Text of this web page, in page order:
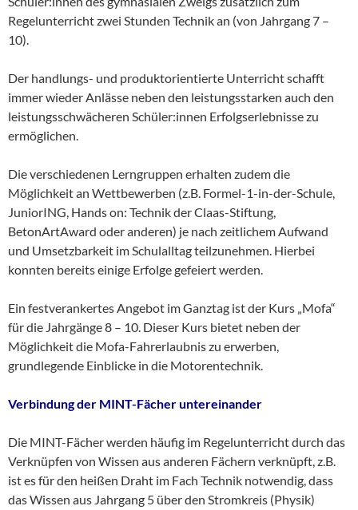
Regelunterricht zwei Stunden Technik an (von Jahrgang 7 –
10).
Der handlungs- und produktorientierte Unterricht schafft
immer wieder Anlässe neben den leistungsstarken auch den
leistungsschwächeren Schüler:innen Erfolgserlebnisse zu
ermöglichen.
Die verschiedenen Lerngruppen erhalten zudem die
Möglichkeit an Wettbewerben (z.B. Formel-1-in-der-Schule,
JuniorING, Hands on: Technik der Claas-Stiftung,
BetonArtAward oder anderen) je nach zeitlichem Aufwand
und Umsetzbarkeit im Schulalltag teilzunehmen. Hierbei
konnten bereits einige Erfolge gefeiert werden.
Ein festverankertes Angebot im Ganztag ist der Kurs „Mofa“
für die Jahrgänge 8 – 10. Dieser Kurs bietet neben der
Möglichkeit die Mofa-Fahrerlaubnis zu erwerben,
grundlegende Einblicke in die Motorentechnik.
Verbindung der MINT-Fächer untereinander
Die MINT-Fächer werden häufig im Regelunterricht durch das
Verknüpfen von Wissen aus anderen Fächern verknüpft, z.B.
ist es für den heißen Draht im Fach Technik notwendig, dass
das Wissen aus Jahrgang 5 über den Stromkreis (Physik)